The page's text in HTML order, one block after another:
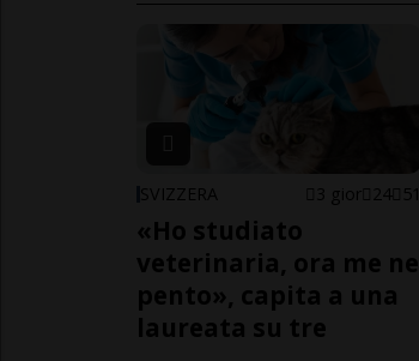
SVIZZERA 3 gior 24 51
«Ho studiato
veterinaria, ora me ne
pento», capita a una
laureata su tre